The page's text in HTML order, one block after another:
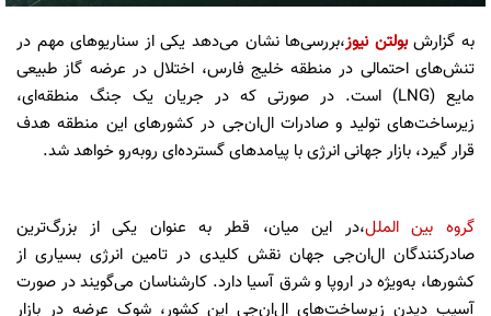
به گزارشبولتن نیوز،بررسی‌ها نشان می‌دهد یکی از سناریوهای مهم در
تنش‌های احتمالی در منطقه خلیج فارس، اختلال در عرضه گاز طبیعی
مایع (LNG) است. در صورتی که در جریان یک جنگ منطقه‌ای،
زیرساخت‌های تولید و صادرات ال‌ان‌جی در کشورهای این منطقه هدف
قرار گیرد، بازار جهانی انرژی با پیامدهای گسترده‌ای روبه‌رو خواهد شد.
گروه بین الملل،در این میان، قطر به عنوان یکی از بزرگ‌ترین
صادرکنندگان ال‌ان‌جی جهان نقش کلیدی در تامین انرژی بسیاری از
کشورها، به‌ویژه در اروپا و شرق آسیا دارد. کارشناسان می‌گویند در صورت
آسیب دیدن زیرساخت‌های ال‌ان‌جی این کشور، شوک عرضه در بازار